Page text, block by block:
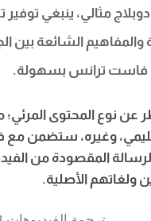
دوبلاج مثالي، ينبغي
والمفاهيم الشائعة بين
فاست ترانس بسهولة.
عن نوع المحتوى
وغيره، ستضمن
المقصودة من
ولغاتهم الأصلية.